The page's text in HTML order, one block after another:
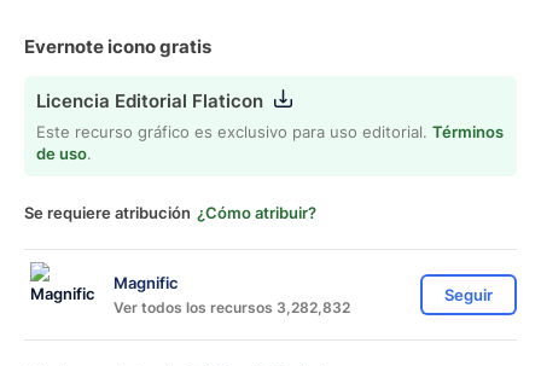
Evernote icono gratis
Licencia Editorial Flaticon
Este recurso gráfico es exclusivo para uso editorial. Términos
de uso.
Se requiere atribución ¿Cómo atribuir?
Magnific
Ver todos los recursos 3,282,832
Seguir